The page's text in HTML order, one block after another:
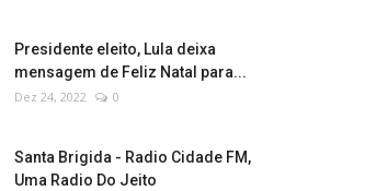
Presidente eleito, Lula deixa
mensagem de Feliz Natal para...
Dez 24, 2022 0
Santa Brigida - Radio Cidade FM,
Uma Radio Do Jeito